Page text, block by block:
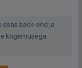
osas back-end ja
kogemusega.